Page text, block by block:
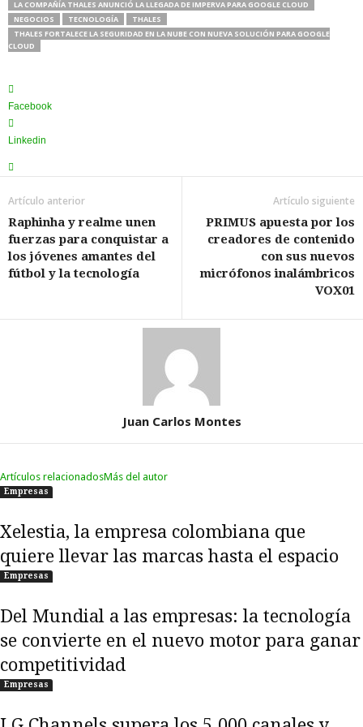
LA COMPAÑÍA THALES ANUNCIÓ LA LLEGADA DE IMPERVA PARA GOOGLE CLOUD
NEGOCIOS
TECNOLOGÍA
THALES
THALES FORTALECE LA SEGURIDAD EN LA NUBE CON NUEVA SOLUCIÓN PARA GOOGLE
CLOUD
Facebook
Linkedin
Artículo anterior
Raphinha y realme unen
fuerzas para conquistar a
los jóvenes amantes del
fútbol y la tecnología
Artículo siguiente
PRIMUS apuesta por los
creadores de contenido
con sus nuevos
micrófonos inalámbricos
VOX01
Juan Carlos Montes
Artículos relacionadosMás del autor
Empresas
Xelestia, la empresa colombiana que
quiere llevar las marcas hasta el espacio
Empresas
Del Mundial a las empresas: la tecnología
se convierte en el nuevo motor para ganar
competitividad
Empresas